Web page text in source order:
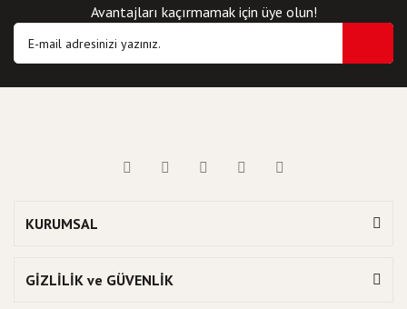
Avantajları kaçırmamak için üye olun!
KURUMSAL
GİZLİLİK ve GÜVENLİK